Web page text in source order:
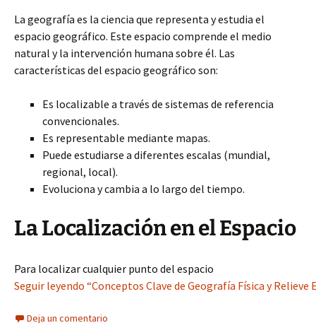
La geografía es la ciencia que representa y estudia el
espacio geográfico. Este espacio comprende el medio
natural y la intervención humana sobre él. Las
características del espacio geográfico son:
Es localizable a través de sistemas de referencia
convencionales.
Es representable mediante mapas.
Puede estudiarse a diferentes escalas (mundial,
regional, local).
Evoluciona y cambia a lo largo del tiempo.
La Localización en el Espacio
Para localizar cualquier punto del espacio
Seguir leyendo “Conceptos Clave de Geografía Física y Relieve
Deja un comentario